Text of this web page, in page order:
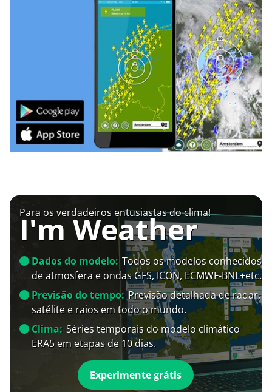
Para os verdadeiros entusiastas do clima!
I'm Weather
Dados do modelo: Todos os modelos conhecidos
de atmosfera e ondas GFS, ICON, ECMWF-BNL+etc.
Previsão do tempo: Previsão detalhada de radar,
satélite e raios em todo o mundo.
Clima: Séries temporais do modelo climático
ERA5 em etapas de 10 dias.
Experimente grátis